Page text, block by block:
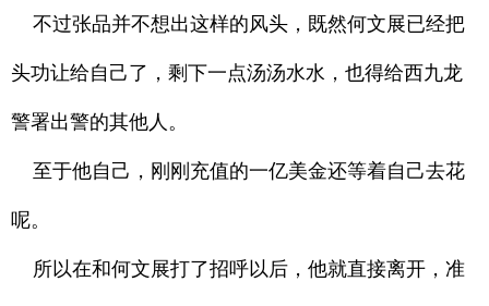
不过张品并不想出这样的风头，既然何文展已经把
头功让给自己了，剩下一点汤汤水水，也得给西九龙
警署出警的其他人。
至于他自己，刚刚充值的一亿美金还等着自己去花
呢。
所以在和何文展打了招呼以后，他就直接离开，准